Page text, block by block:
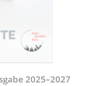
2025–2027